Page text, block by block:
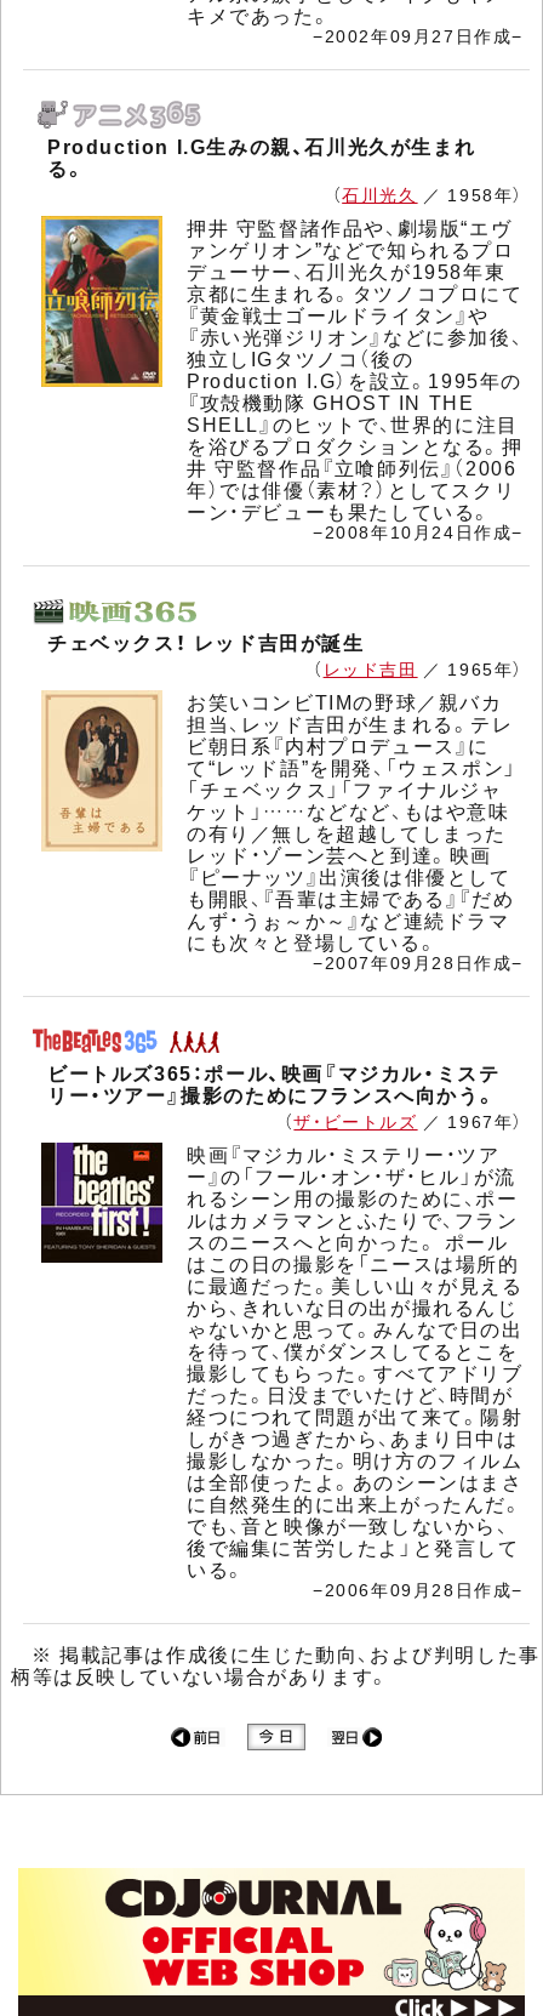
キメであった。
−2002年09月27日作成−
Production I.G生みの親、石川光久が生まれ
る。
（石川光久 ／ 1958年）
押井 守監督諸作品や、劇場版“エヴ
ァンゲリオン”などで知られるプロ
デューサー、石川光久が1958年東
京都に生まれる。タツノコプロにて
『黄金戦士ゴールドライタン』や
『赤い光弾ジリオン』などに参加後、
独立しIGタツノコ（後の
Production I.G）を設立。1995年の
『攻殻機動隊 GHOST IN THE
SHELL』のヒットで、世界的に注目
を浴びるプロダクションとなる。押
井 守監督作品『立喰師列伝』（2006
年）では俳優（素材？）としてスクリ
ーン・デビューも果たしている。
−2008年10月24日作成−
チェベックス！ レッド吉田が誕生
（ レッド吉田 ／ 1965年）
お笑いコンビTIMの野球／親バカ
担当、レッド吉田が生まれる。テレ
ビ朝日系『内村プロデュース』に
て“レッド語”を開発、「ウェスポン」
「チェベックス」「ファイナルジャ
ケット」……などなど、もはや意味
の有り／無しを超越してしまった
レッド・ゾーン芸へと到達。映画
『ピーナッツ』出演後は俳優として
も開眼、『吾輩は主婦である』『だめ
んず・うぉ～か～』など連続ドラマ
にも次々と登場している。
−2007年09月28日作成−
ビートルズ365：ポール、映画『マジカル・ミステ
リー・ツアー』撮影のためにフランスへ向かう。
（ザ・ビートルズ ／ 1967年）
映画『マジカル・ミステリー・ツア
ー』の「フール・オン・ザ・ヒル」が流
れるシーン用の撮影のために、ポー
ルはカメラマンとふたりで、フラン
スのニースへと向かった。 ポール
はこの日の撮影を「ニースは場所的
に最適だった。美しい山々が見える
から、きれいな日の出が撮れるんじ
ゃないかと思って。みんなで日の出
を待って、僕がダンスしてるとこを
撮影してもらった。すべてアドリブ
だった。日没までいたけど、時間が
経つにつれて問題が出て来て。陽射
しがきつ過ぎたから、あまり日中は
撮影しなかった。明け方のフィルム
は全部使ったよ。あのシーンはまさ
に自然発生的に出来上がったんだ。
でも、音と映像が一致しないから、
後で編集に苦労したよ」と発言して
いる。
−2006年09月28日作成−
※ 掲載記事は作成後に生じた動向、および判明した事
柄等は反映していない場合があります。